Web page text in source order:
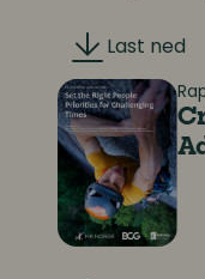
Last ned